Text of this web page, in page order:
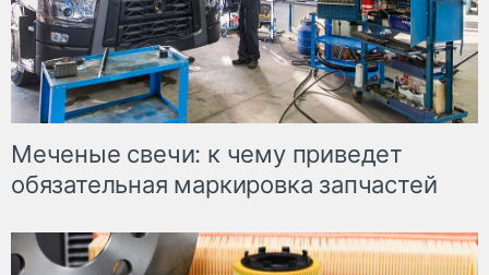
Меченые свечи: к чему приведет
обязательная маркировка запчастей